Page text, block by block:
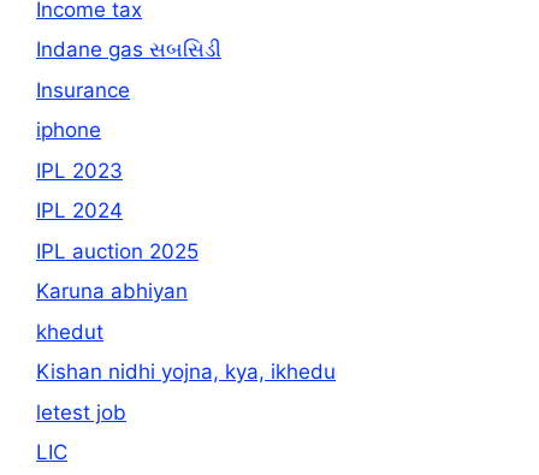
Income tax
Indane gas સબસિડી
Insurance
iphone
IPL 2023
IPL 2024
IPL auction 2025
Karuna abhiyan
khedut
Kishan nidhi yojna, kya, ikhedu
letest job
LIC